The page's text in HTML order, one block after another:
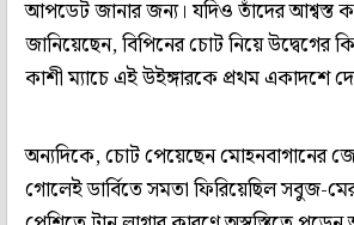
আপডেট জানার জন্য। যদিও তাঁদের
জানিয়েছেন, বিপিনের চোট নিয়ে উদ্বেগের
কাশী ম্যাচে এই উইঙ্গারকে প্রথম একাদশে
অন্যদিকে, চোট পেয়েছেন মোহনবাগানের
গোলেই ডার্বিতে সমতা ফিরিয়েছিল সবুজ-